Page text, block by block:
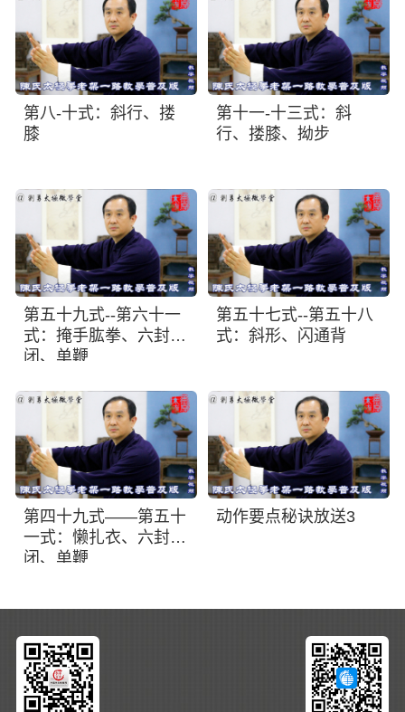
第八-十式：斜行、搂
膝
第十一-十三式：斜
行、搂膝、拗步
第五十九式--第六十一
式：掩手肱拳、六封四
闭、单鞭
第五十七式--第五十八
式：斜形、闪通背
第四十九式——第五十
一式：懒扎衣、六封四
闭、单鞭
动作要点秘诀放送3